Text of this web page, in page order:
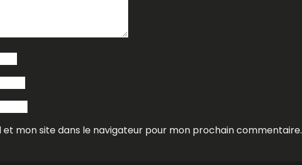
mon site dans le navigateur pour mon prochain commentaire.